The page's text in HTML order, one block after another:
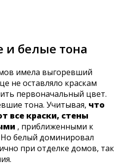
белые тона
имела выгоревший
не оставляло краскам
первоначальный цвет.
тона. Учитывая, что
все краски, стены
, приближенными к
белый доминировал
при отделке домов, так